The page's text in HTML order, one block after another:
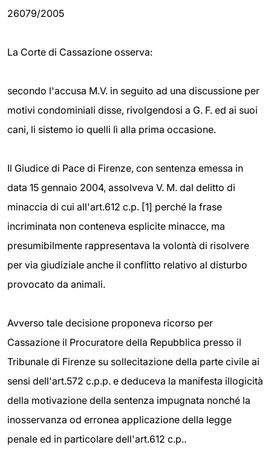
26079/2005
La Corte di Cassazione osserva:
secondo l'accusa M.V. in seguito ad una discussione per
motivi condominiali disse, rivolgendosi a G. F. ed ai suoi
cani, li sistemo io quelli lì alla prima occasione.
Il Giudice di Pace di Firenze, con sentenza emessa in
data 15 gennaio 2004, assolveva V. M. dal delitto di
minaccia di cui all'art.612 c.p. [1] perché la frase
incriminata non conteneva esplicite minacce, ma
presumibilmente rappresentava la volontà di risolvere
per via giudiziale anche il conflitto relativo al disturbo
provocato da animali.
Avverso tale decisione proponeva ricorso per
Cassazione il Procuratore della Repubblica presso il
Tribunale di Firenze su sollecitazione della parte civile ai
sensi dell'art.572 c.p.p. e deduceva la manifesta illogicità
della motivazione della sentenza impugnata nonché la
inosservanza od erronea applicazione della legge
penale ed in particolare dell'art.612 c.p..